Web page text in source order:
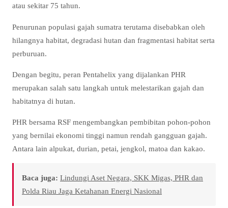
atau sekitar 75 tahun.
Penurunan populasi gajah sumatra terutama disebabkan oleh
hilangnya habitat, degradasi hutan dan fragmentasi habitat serta
perburuan.
Dengan begitu, peran Pentahelix yang dijalankan PHR
merupakan salah satu langkah untuk melestarikan gajah dan
habitatnya di hutan.
PHR bersama RSF mengembangkan pembibitan pohon-pohon
yang bernilai ekonomi tinggi namun rendah gangguan gajah.
Antara lain alpukat, durian, petai, jengkol, matoa dan kakao.
Baca juga: Lindungi Aset Negara, SKK Migas, PHR dan
Polda Riau Jaga Ketahanan Energi Nasional